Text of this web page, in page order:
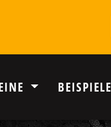
BEISPIELE